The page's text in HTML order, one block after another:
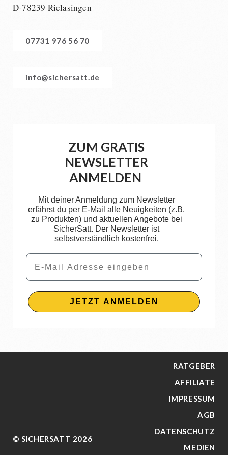
D-78239 Rielasingen
07731 976 56 70
info@sichersatt.de
ZUM GRATIS
NEWSLETTER
ANMELDEN
Mit deiner Anmeldung zum Newsletter
erfährst du per E-Mail alle Neuigkeiten (z.B.
zu Produkten) und aktuellen Angebote bei
SicherSatt. Der Newsletter ist
selbstverständlich kostenfrei.
Email
JETZT ANMELDEN
© SICHERSATT 2026
RATGEBER
AFFILIATE
IMPRESSUM
AGB
DATENSCHUTZ
MEDIEN